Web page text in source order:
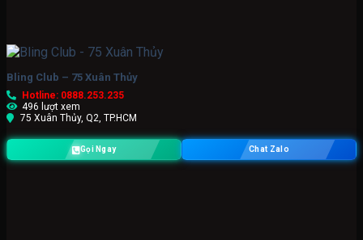
Bling Club – 75 Xuân Thủy
Hotline: 0888.253.235
496 lượt xem
75 Xuân Thủy, Q2, TP.HCM
Gọi Ngay Chat Zalo